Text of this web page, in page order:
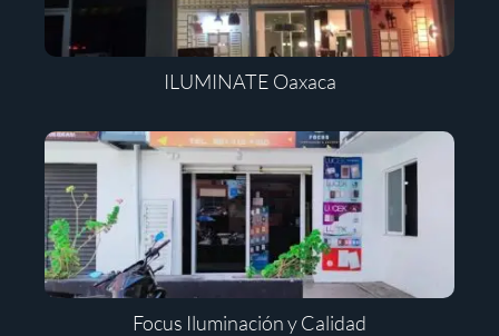
ILUMINATE Oaxaca
Focus Iluminación y Calidad